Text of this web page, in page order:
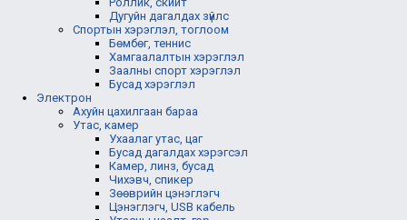
Дугуйн дагалдах зүйлс
Спортын хэрэглэл, тоглоом
Бөмбөг, теннис
Хамгаалалтын хэрэглэл
Заалны спорт хэрэглэл
Бусад хэрэглэл
Электрон
Ахуйн цахилгаан бараа
Утас, камер
Ухаалаг утас, цаг
Бусад дагалдах хэрэгсэл
Камер, линз, бусад
Чихэвч, спикер
Зөөврийн цэнэглэгч
Цэнэглэгч, USB кабель